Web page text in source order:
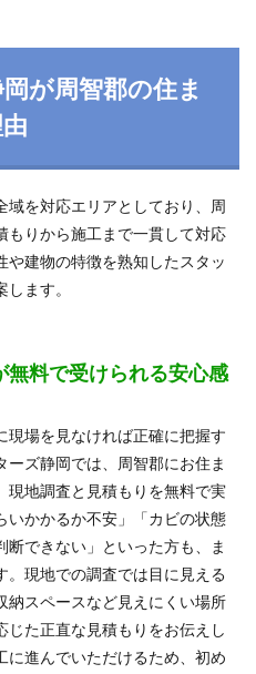
が周智郡の住ま
域を対応エリアとしており、周
もりから施工まで一貫して対応
や建物の特徴を熟知したスタッ
ます。
無料で受けられる安心感
現場を見なければ正確に把握す
ズ静岡では、周智郡にお住ま
現地調査と見積もりを無料で実
いかかるか不安」「カビの状態
できない」といった方も、ま
。現地での調査では目に見える
納スペースなど見えにくい場所
じた正直な見積もりをお伝えし
に進んでいただけるため、初め